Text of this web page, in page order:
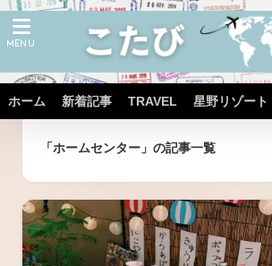
ホーム 新着記事 TRAVEL 星野リゾート
ホーム タグ
「ホームセンター」の記事一覧